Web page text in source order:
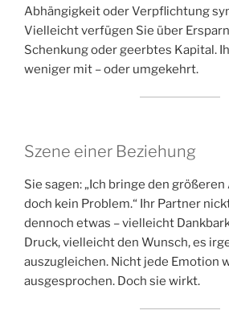
Abhängigkeit oder Verpflichtung
Vielleicht verfügen Sie über
Schenkung oder geerbtes Kapital.
weniger mit – oder umgekehrt.
Szene einer Beziehung
Sie sagen: „Ich bringe den
doch kein Problem.“ Ihr Partner
dennoch etwas – vielleicht
Druck, vielleicht den Wunsch, es
auszugleichen. Nicht jede Emotion
ausgesprochen. Doch sie wirkt.